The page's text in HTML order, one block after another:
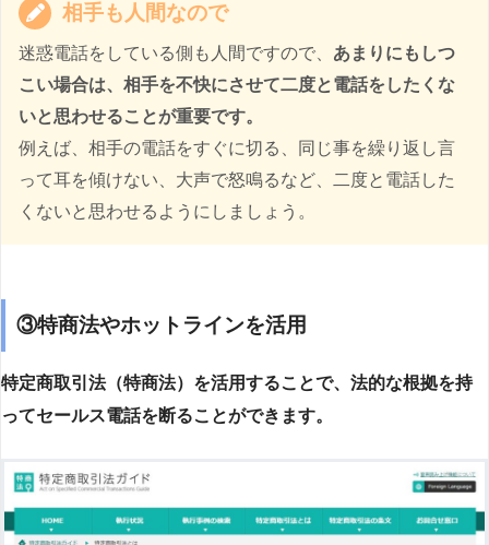
相手も人間なので
迷惑電話をしている側も人間ですので、 あまりにもしつ
こい場合は、相手を不快にさせて二度と電話をしたくな
いと思わせることが重要です。
例えば、相手の電話をすぐに切る、同じ事を繰り返し言
って耳を傾けない、大声で怒鳴るなど、二度と電話した
くないと思わせるようにしましょう。
③特商法やホットラインを活用
特定商取引法（特商法）を活用することで、法的な根拠を持
ってセールス電話を断ることができます。